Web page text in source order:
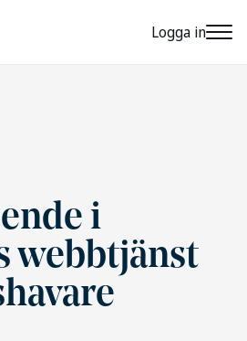
Logga in
i
webbtjänst